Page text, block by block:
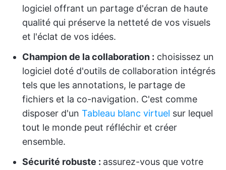
logiciel offrant un partage d'écran de haute
qualité qui préserve la netteté de vos visuels
et l'éclat de vos idées.
Champion de la collaboration : choisissez un
logiciel doté d'outils de collaboration intégrés
tels que les annotations, le partage de
fichiers et la co-navigation. C'est comme
disposer d'un Tableau blanc virtuel sur lequel
tout le monde peut réfléchir et créer
ensemble.
Sécurité robuste : assurez-vous que votre